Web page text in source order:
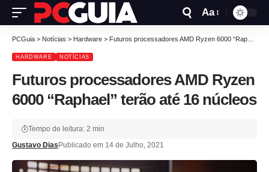
Aa
PCGuia > Notícias > Hardware > Futuros processadores AMD Ryzen 6000 “Raphael” terão até 16 núcleos
HARDWARE NOTÍCIAS
Futuros processadores AMD Ryzen
6000 “Raphael” terão até 16 núcleos
Gustavo Dias Publicado em 14 de Julho, 2021
Tempo de leitura: 2 min